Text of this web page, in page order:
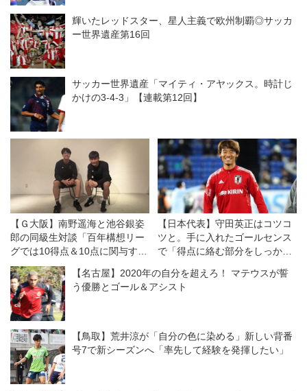
輝いたレッドスター、星人主義で欧州制覇◎サッカ
ー世界遺産第16回
サッカー世界遺産「マイティ・アヤックス。時計じ
かけの3-4-3」【連載第12回】
【Ｇ大阪】南野遥海と池谷銀姿
郎の同級生対談「百年構想リー
グでは10得点＆10点に関与す
る」◎開幕直前・連続インタビ
ュー
【日本代表】守田英正はコツコ
ツと。手に入れたゴールセンス
で「得点に絡む部分をしっかり
【名古屋】2020年の自分を超えろ！ マテウスが誓
う優勝とゴール＆アシスト
【鳥取】荒井涼が「自分の色に染める」新しい背番
号7で新シーズンへ「率先して経験を発揮したい」